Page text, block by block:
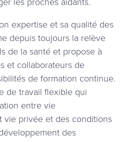
expertise et sa qualité des
depuis toujours la relève
de la santé et propose à
et collaborateurs de
de formation continue.
de travail flexible qui
entre vie
vie privée et des conditions
des